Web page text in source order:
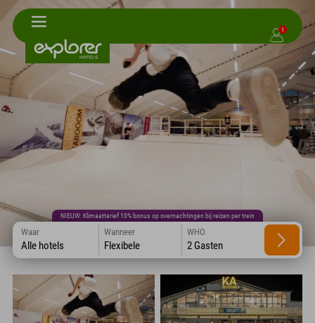
1
NIEUW: Klimaattarief 10% bonus op overnachtingen bij reizen per trein
Waar
Alle hotels
Wanneer
Flexibele
WHO
2 Gasten